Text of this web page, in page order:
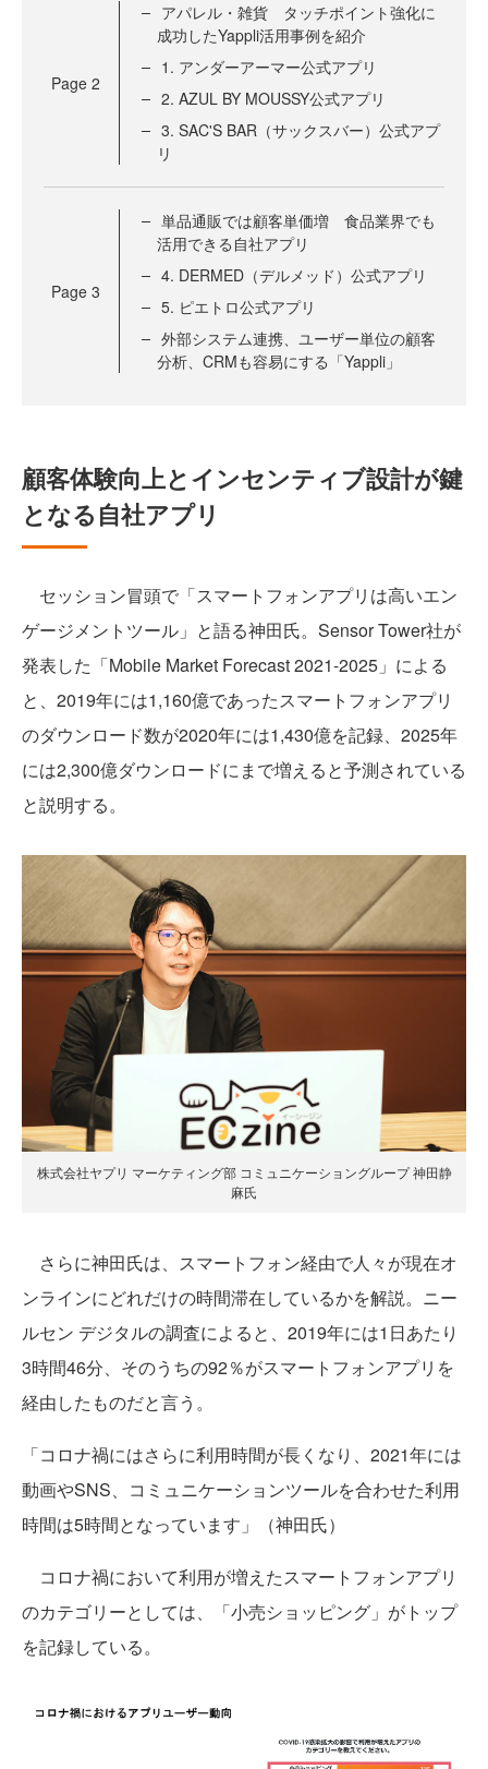
Page 2
アパレル・雑貨 タッチポイント強化に
成功したYappli活用事例を紹介
1. アンダーアーマー公式アプリ
2. AZUL BY MOUSSY公式アプリ
3. SAC'S BAR（サックスバー）公式アプ
リ
Page 3
単品通販では顧客単価増 食品業界でも
活用できる自社アプリ
4. DERMED（デルメッド）公式アプリ
5. ピエトロ公式アプリ
外部システム連携、ユーザー単位の顧客
分析、CRMも容易にする「Yappli」
顧客体験向上とインセンティブ設計が鍵
となる自社アプリ
セッション冒頭で「スマートフォンアプリは高いエン
ゲージメントツール」と語る神田氏。Sensor Tower社が
発表した「Mobile Market Forecast 2021-2025」による
と、2019年には1,160億であったスマートフォンアプリ
のダウンロード数が2020年には1,430億を記録、2025年
には2,300億ダウンロードにまで増えると予測されている
と説明する。
株式会社ヤプリ マーケティング部 コミュニケーショングループ 神田静
麻氏
さらに神田氏は、スマートフォン経由で人々が現在オ
ンラインにどれだけの時間滞在しているかを解説。ニー
ルセン デジタルの調査によると、2019年には1日あたり
3時間46分、そのうちの92％がスマートフォンアプリを
経由したものだと言う。
「コロナ禍にはさらに利用時間が長くなり、2021年には
動画やSNS、コミュニケーションツールを合わせた利用
時間は5時間となっています」（神田氏）
コロナ禍において利用が増えたスマートフォンアプリ
のカテゴリーとしては、「小売ショッピング」がトップ
を記録している。